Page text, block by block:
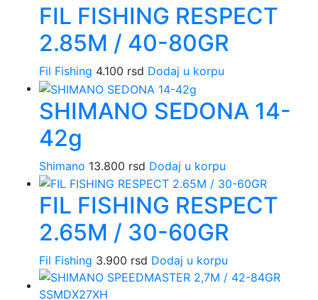
FIL FISHING RESPECT
2.85M / 40-80GR
Fil Fishing 4.100 rsd Dodaj u korpu
SHIMANO SEDONA 14-
42g
Shimano 13.800 rsd Dodaj u korpu
FIL FISHING RESPECT
2.65M / 30-60GR
Fil Fishing 3.900 rsd Dodaj u korpu